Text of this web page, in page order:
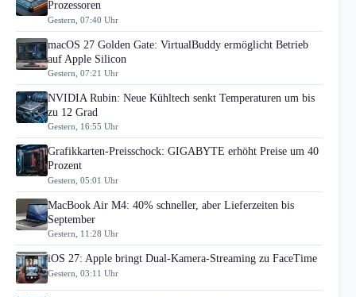
Prozessoren
Gestern, 07:40 Uhr
macOS 27 Golden Gate: VirtualBuddy ermöglicht Betrieb
auf Apple Silicon
Gestern, 07:21 Uhr
NVIDIA Rubin: Neue Kühltech senkt Temperaturen um bis
zu 12 Grad
Gestern, 16:55 Uhr
Grafikkarten-Preisschock: GIGABYTE erhöht Preise um 40
Prozent
Gestern, 05:01 Uhr
MacBook Air M4: 40% schneller, aber Lieferzeiten bis
September
Gestern, 11:28 Uhr
iOS 27: Apple bringt Dual-Kamera-Streaming zu FaceTime
Gestern, 03:11 Uhr